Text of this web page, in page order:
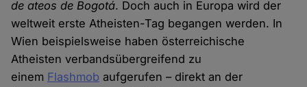
de ateos de Bogotá. Doch auch in Europa wird der
weltweit erste Atheisten-Tag begangen werden. In
Wien beispielsweise haben österreichische
Atheisten verbandsübergreifend zu
einem Flashmob aufgerufen – direkt an der